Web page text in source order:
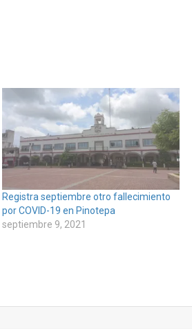
Registra septiembre otro fallecimiento
por COVID-19 en Pinotepa
septiembre 9, 2021